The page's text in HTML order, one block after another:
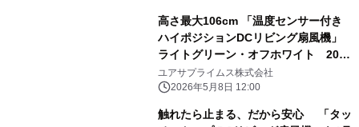
高さ最大106cm 「温度センサー付き
ハイポジションDCリビング扇風機」
ライトグリーン・オフホワイト 2026
年5月上旬発売
ユアサプライムス株式会社
2026年5月8日 12:00
触れたら止まる、だから安心 「タッ